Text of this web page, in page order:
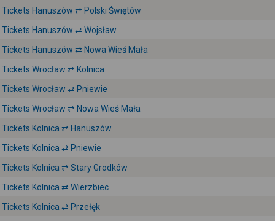
Tickets Hanuszów ⇄ Polski Świętów
Tickets Hanuszów ⇄ Wojsław
Tickets Hanuszów ⇄ Nowa Wieś Mała
Tickets Wrocław ⇄ Kolnica
Tickets Wrocław ⇄ Pniewie
Tickets Wrocław ⇄ Nowa Wieś Mała
Tickets Kolnica ⇄ Hanuszów
Tickets Kolnica ⇄ Pniewie
Tickets Kolnica ⇄ Stary Grodków
Tickets Kolnica ⇄ Wierzbiec
Tickets Kolnica ⇄ Przełęk